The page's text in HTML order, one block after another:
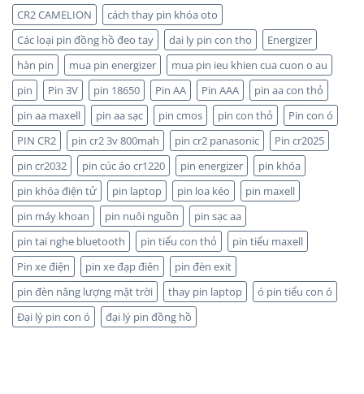
HÀ
NỘI
&
TP.HCM:
UY
TÍN,
CHIẾT
KHẤU
CAO,
HÀNG
CHÍNH
HÃNG
các
hãng:
Energizer,
Panasonic
và
Maxell:
Pin
nào
bền
hơn?
CR2 CAMELION
cách thay pin khóa oto
Các loại pin đồng hồ đeo tay
dai ly pin con tho
Energizer
hàn pin
mua pin energizer
mua pin ieu khien cua cuon o au
pin
Pin 3V pin 18650 Pin AA Pin AAA
pin aa con thỏ
pin aa maxell
pin aa sạc pin cmos pin con thỏ
Pin con ó
PIN CR2
pin cr2 3v 800mah pin cr2 panasonic
Pin cr2025
pin cr2032
pin cúc áo cr1220 pin energizer
pin khóa
pin khóa điện tử
pin laptop pin loa kéo
pin maxell
pin máy khoan
pin nuôi nguồn
pin sạc aa
pin tai nghe bluetooth
pin tiểu con thỏ
pin tiểu maxell
Pin xe điện
pin xe đạp điên
pin đèn exit
pin đèn năng lượng mặt trời
thay pin laptop
ó pin tiểu con ó
Đại lý pin con ó
đại lý pin đồng hồ